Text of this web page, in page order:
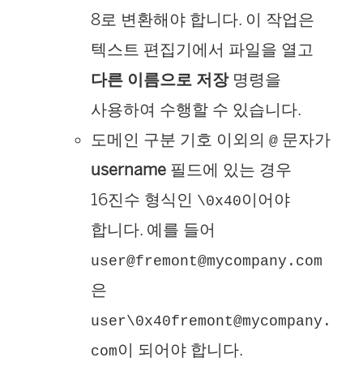
8로 변환해야 합니다. 이 작업은
텍스트 편집기에서 파일을 열고
다른 이름으로 저장명령을
사용하여 수행할 수 있습니다.
도메인 구분 기호 이외의 @ 문자가
username 필드에 있는 경우
16진수 형식인 \0x40이어야
합니다. 예를 들어
user@fremont@mycompany.com
은
user\0x40fremont@mycompany.
com이 되어야 합니다.